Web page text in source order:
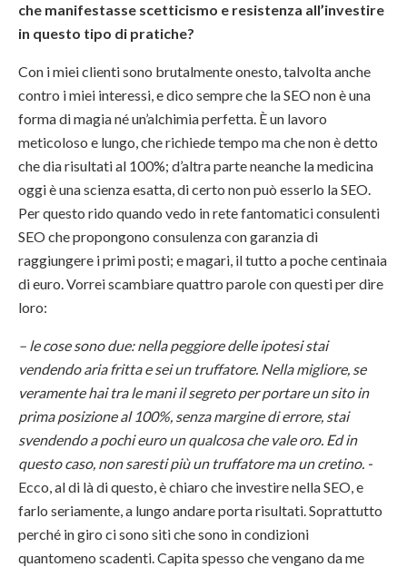
che manifestasse scetticismo e resistenza all’investire
in questo tipo di pratiche?
Con i miei clienti sono brutalmente onesto, talvolta anche
contro i miei interessi, e dico sempre che la SEO non è una
forma di magia né un’alchimia perfetta. È un lavoro
meticoloso e lungo, che richiede tempo ma che non è detto
che dia risultati al 100%; d’altra parte neanche la medicina
oggi è una scienza esatta, di certo non può esserlo la SEO.
Per questo rido quando vedo in rete fantomatici consulenti
SEO che propongono consulenza con garanzia di
raggiungere i primi posti; e magari, il tutto a poche centinaia
di euro. Vorrei scambiare quattro parole con questi per dire
loro:
– le cose sono due: nella peggiore delle ipotesi stai
vendendo aria fritta e sei un truffatore. Nella migliore, se
veramente hai tra le mani il segreto per portare un sito in
prima posizione al 100%, senza margine di errore, stai
svendendo a pochi euro un qualcosa che vale oro. Ed in
questo caso, non saresti più un truffatore ma un cretino. -
Ecco, al di là di questo, è chiaro che investire nella SEO, e
farlo seriamente, a lungo andare porta risultati. Soprattutto
perché in giro ci sono siti che sono in condizioni
quantomeno scadenti. Capita spesso che vengano da me